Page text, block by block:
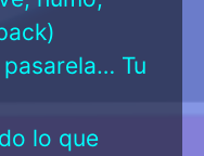
Tu
lo que